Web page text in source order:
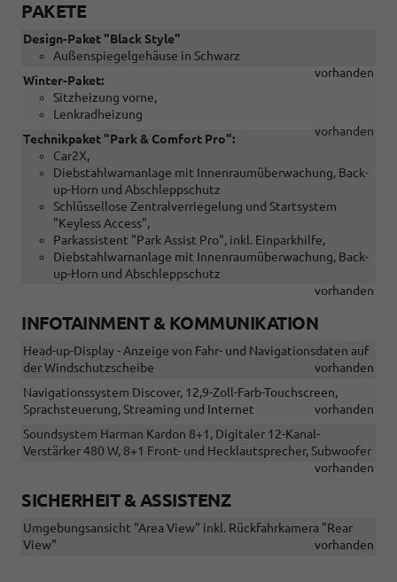
PAKETE
Design-Paket "Black Style"
Außenspiegelgehäuse in Schwarz
vorhanden
Winter-Paket:
Sitzheizung vorne,
Lenkradheizung
vorhanden
Technikpaket "Park & Comfort Pro":
Car2X,
Diebstahlwarnanlage mit Innenraumüberwachung, Back-
up-Horn und Abschleppschutz
Schlüssellose Zentralverriegelung und Startsystem
"Keyless Access",
Parkassistent "Park Assist Pro", inkl. Einparkhilfe,
Diebstahlwarnanlage mit Innenraumüberwachung, Back-
up-Horn und Abschleppschutz
vorhanden
INFOTAINMENT & KOMMUNIKATION
Head-up-Display - Anzeige von Fahr- und Navigationsdaten auf
der Windschutzscheibe
vorhanden
Navigationssystem Discover, 12,9-Zoll-Farb-Touchscreen,
Sprachsteuerung, Streaming und Internet
vorhanden
Soundsystem Harman Kardon 8+1, Digitaler 12-Kanal-
Verstärker 480 W, 8+1 Front- und Hecklautsprecher, Subwoofer
vorhanden
SICHERHEIT & ASSISTENZ
Umgebungsansicht "Area View" inkl. Rückfahrkamera "Rear
View"
vorhanden